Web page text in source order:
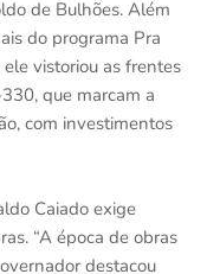
de Bulhões. Além
do programa Pra
vistoriou as frentes
que marcam a
com investimentos
Caiado exige
“A época de obras
destacou